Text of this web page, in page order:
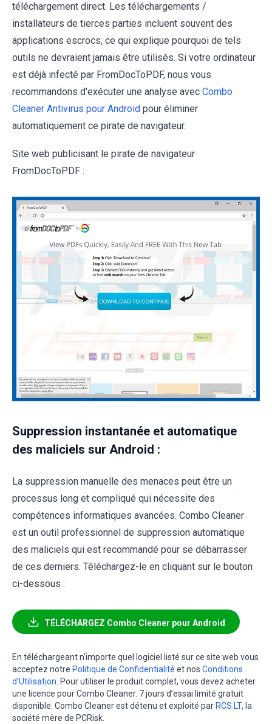
téléchargement direct. Les téléchargements /
installateurs de tierces parties incluent souvent des
applications escrocs, ce qui explique pourquoi de tels
outils ne devraient jamais être utilisés. Si votre ordinateur
est déjà infecté par FromDocToPDF, nous vous
recommandons d'exécuter une analyse avec Combo
Cleaner Antivirus pour Android pour éliminer
automatiquement ce pirate de navigateur.
Site web publicisant le pirate de navigateur
FromDocToPDF :
Suppression instantanée et automatique
des maliciels sur Android :
La suppression manuelle des menaces peut être un
processus long et compliqué qui nécessite des
compétences informatiques avancées. Combo Cleaner
est un outil professionnel de suppression automatique
des maliciels qui est recommandé pour se débarrasser
de ces derniers. Téléchargez-le en cliquant sur le bouton
ci-dessous :
TÉLÉCHARGEZ Combo Cleaner pour Android
En téléchargeant n'importe quel logiciel listé sur ce site web vous
acceptez notre Politique de Confidentialité et nos Conditions
d’Utilisation. Pour utiliser le produit complet, vous devez acheter
une licence pour Combo Cleaner. 7 jours d’essai limité gratuit
disponible. Combo Cleaner est détenu et exploité par RCS LT, la
société mère de PCRisk.